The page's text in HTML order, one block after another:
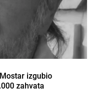
izgubio
zahvata